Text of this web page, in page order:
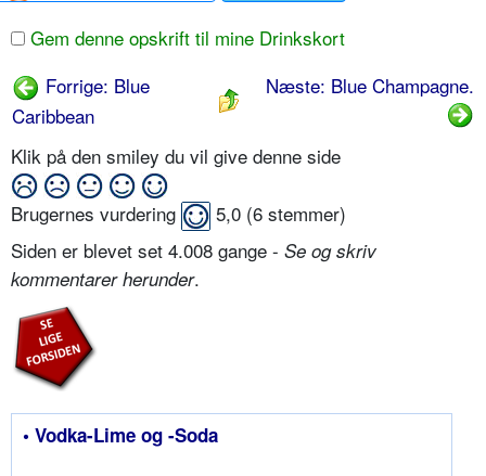
Gem denne opskrift til mine Drinkskort
Forrige: Blue
Caribbean
Næste: Blue Champagne.
Klik på den smiley du vil give denne side
Brugernes vurdering 5,0 (6 stemmer)
Siden er blevet set 4.008 gange - Se og skriv
kommentarer herunder.
• Vodka-Lime og -Soda